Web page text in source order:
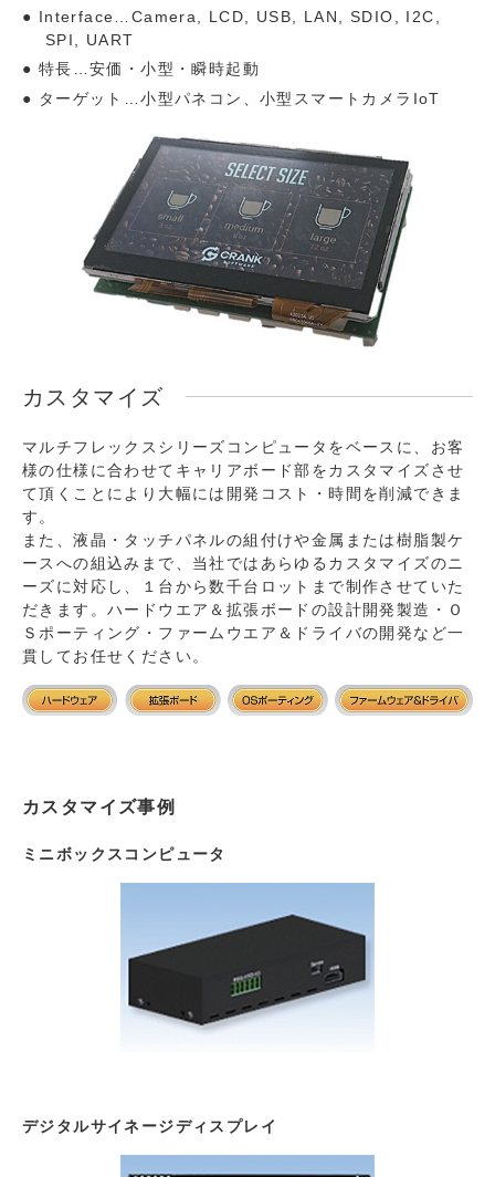
Interface…Camera, LCD, USB, LAN, SDIO, I2C,
SPI, UART
特長…安価・小型・瞬時起動
ターゲット…小型パネコン、小型スマートカメラIoT
カスタマイズ
マルチフレックスシリーズコンピュータをベースに、お客
様の仕様に合わせてキャリアボード部をカスタマイズさせ
て頂くことにより大幅には開発コスト・時間を削減できま
す。
また、液晶・タッチパネルの組付けや金属または樹脂製ケ
ースへの組込みまで、当社ではあらゆるカスタマイズのニ
ーズに対応し、１台から数千台ロットまで制作させていた
だきます。ハードウエア＆拡張ボードの設計開発製造・Ｏ
Ｓポーティング・ファームウエア＆ドライバの開発など一
貫してお任せください。
カスタマイズ事例
ミニボックスコンピュータ
デジタルサイネージディスプレイ